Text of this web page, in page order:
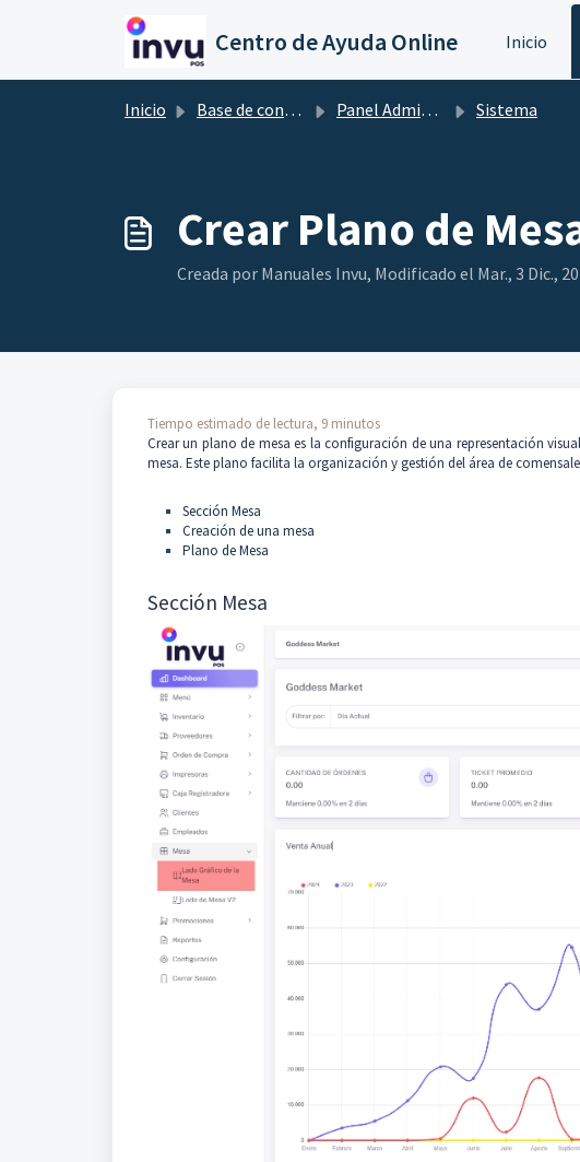
Centro de Ayuda Online Inicio
Inicio Base de conocimientos Panel Administrativo Sistema
Crear Plano de
Creada por Manuales Invu, Modificado el Mar., 3 Dic.,
Tiempo estimado de lectura, 9 minutos
Crear un plano de mesa es la configuración de una representación
mesa. Este plano facilita la organización y gestión del área de
Sección Mesa
Creación de una mesa
Plano de Mesa
Sección Mesa